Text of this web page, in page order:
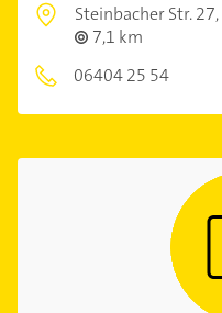
Steinbacher Str. 27,
7,1 km
06404 25 54